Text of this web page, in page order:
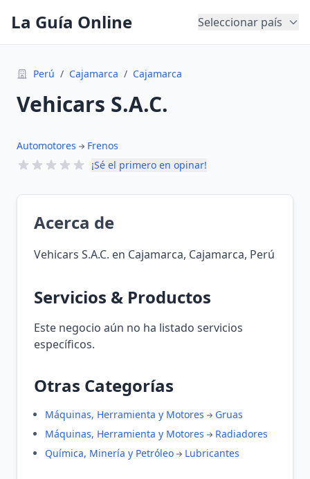
La Guía Online Seleccionar país
Perú / Cajamarca / Cajamarca
Vehicars S.A.C.
Automotores
Frenos
¡Sé el primero en opinar!
Acerca de
Vehicars S.A.C. en Cajamarca, Cajamarca, Perú
Servicios & Productos
Este negocio aún no ha listado servicios
específicos.
Otras Categorías
Máquinas, Herramienta y Motores
Gruas
Máquinas, Herramienta y Motores
Radiadores
Química, Minería y Petróleo
Lubricantes